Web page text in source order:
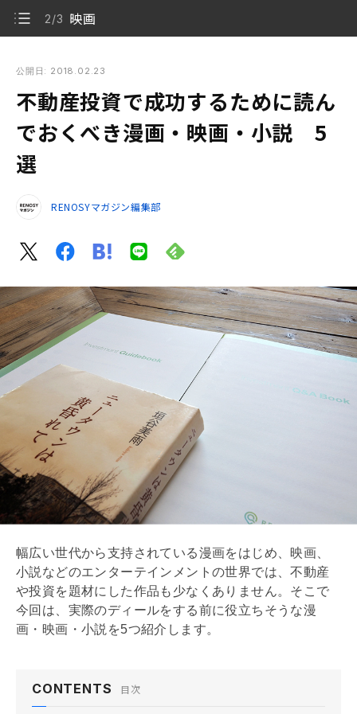
2/3 映画
説 5選
1/3 漫画
2/3 映画
公開日: 2018.02.23
不動産投資で成功するために読ん
でおくべき漫画・映画・小説 5
選
RENOSYマガジン編集部
幅広い世代から支持されている漫画をはじめ、映画、
小説などのエンターテインメントの世界では、不動産
や投資を題材にした作品も少なくありません。そこで
今回は、実際のディールをする前に役立ちそうな漫
画・映画・小説を5つ紹介します。
CONTENTS 目次